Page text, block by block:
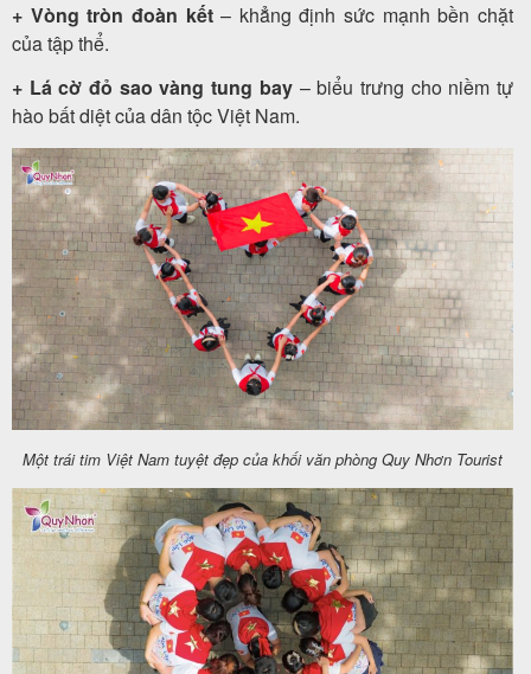
+ Vòng tròn đoàn kết– khẳng định sức mạnh bền chặt
của tập thể.
+ Lá cờ đỏ sao vàng tung bay– biểu trưng cho niềm tự
hào bất diệt của dân tộc Việt Nam.
Một trái tim Việt Nam tuyệt đẹp của khối văn phòng Quy Nhơn Tourist